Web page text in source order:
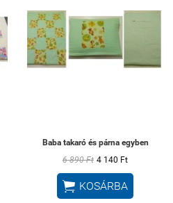
Baba takaró és párna egyben
6 890 Ft 4 140 Ft
 KOSÁRBA